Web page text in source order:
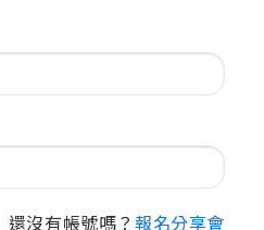
還沒有帳號嗎？ 報名分享會